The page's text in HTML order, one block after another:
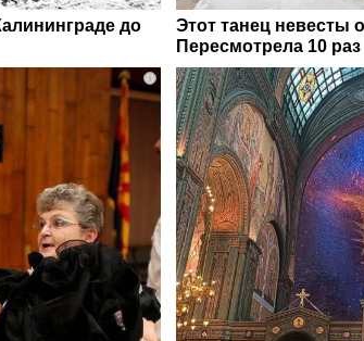
до
Этот танец невесты
Пересмотрела 10 раз
i